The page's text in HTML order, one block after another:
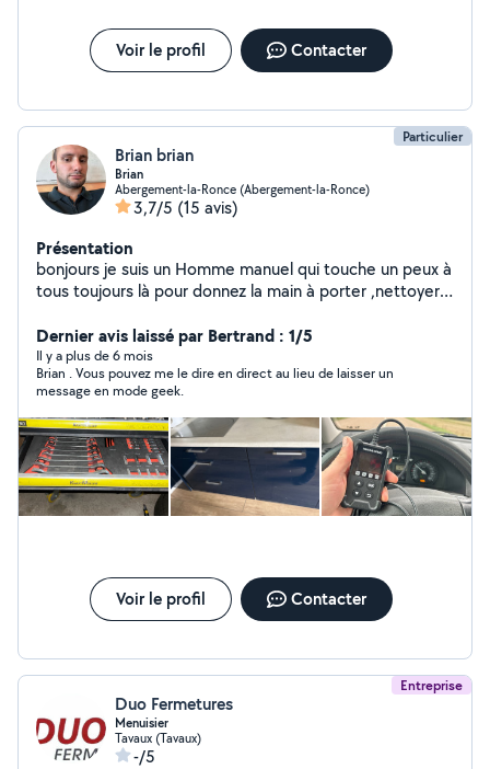
Voir le profil Contacter
Particulier
Brian brian
Brian
Abergement-la-Ronce (Abergement-la-Ronce)
3,7/5 (15 avis)
Présentation
bonjours je suis un Homme manuel qui touche un peux à
tous toujours là pour donnez la main à porter ,nettoyer
de connaissances et d'outils machine à pneus
équilibreurs repoussés piston diag voiture etc. Niveau
bricolage je touche à tous ( déjà rénover 2 maisons
complètes)
Dernier avis laissé par Bertrand : 1/5
Il y a plus de 6 mois
Brian . Vous pouvez me le dire en direct au lieu de laisser un
message en mode geek.
Voir le profil Contacter
Entreprise
Duo Fermetures
Menuisier
Tavaux (Tavaux)
-/5